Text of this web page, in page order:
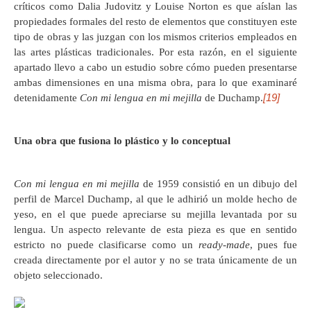
críticos como Dalia Judovitz y Louise Norton es que aíslan las
propiedades formales del resto de elementos que constituyen este
tipo de obras y las juzgan con los mismos criterios empleados en
las artes plásticas tradicionales. Por esta razón, en el siguiente
apartado llevo a cabo un estudio sobre cómo pueden presentarse
ambas dimensiones en una misma obra, para lo que examinaré
detenidamente Con mi lengua en mi mejilla de Duchamp.[19]
Una obra que fusiona lo plástico y lo conceptual
Con mi lengua en mi mejilla de 1959 consistió en un dibujo del
perfil de Marcel Duchamp, al que le adhirió un molde hecho de
yeso, en el que puede apreciarse su mejilla levantada por su
lengua. Un aspecto relevante de esta pieza es que en sentido
estricto no puede clasificarse como un ready-made, pues fue
creada directamente por el autor y no se trata únicamente de un
objeto seleccionado.